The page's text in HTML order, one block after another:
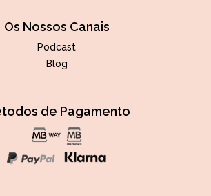
Os Nossos Canais
Podcast
Blog
de Pagamento